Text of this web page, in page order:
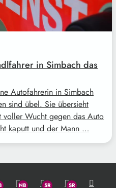
in Simbach das
Autofahrerin in Simbach
sind übel. Sie übersieht
voller Wucht gegen das Auto
kaputt und der Mann …